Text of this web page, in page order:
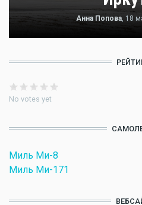
Анна Попова, 18
No votes yet
Миль Ми-8
Миль Ми-171